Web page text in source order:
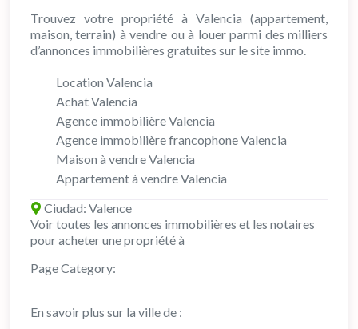
Trouvez votre propriété à Valencia (appartement,
maison, terrain) à vendre ou à louer parmi des milliers
d’annonces immobilières gratuites sur le site immo.
Location Valencia
Achat Valencia
Agence immobilière Valencia
Agence immobilière francophone Valencia
Maison à vendre Valencia
Appartement à vendre Valencia
Ciudad: Valence
Voir toutes les annonces immobilières et les notaires
pour acheter une propriété à
Page Category:
En savoir plus sur la ville de :